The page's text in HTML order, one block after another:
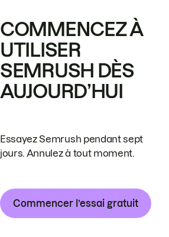
COMMENCEZ À
UTILISER
SEMRUSH DÈS
AUJOURD’HUI
Essayez Semrush pendant sept
jours. Annulez à tout moment.
Commencer l’essai gratuit